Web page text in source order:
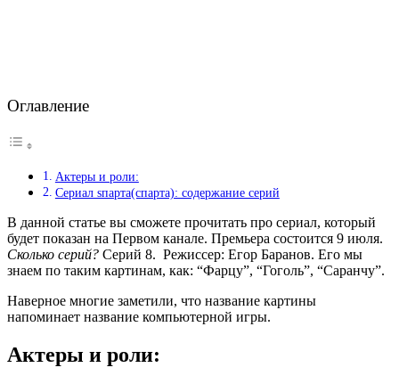
Оглавление
Актеры и роли:
Сериал sпарта(спарта): содержание серий
В данной статье вы сможете прочитать про сериал, который
будет показан на Первом канале. Премьера состоится 9 июля.
Сколько серий? Серий 8. Режиссер: Егор Баранов. Его мы
знаем по таким картинам, как: “Фарцу”, “Гоголь”, “Саранчу”.
Наверное многие заметили, что название картины
напоминает название компьютерной игры.
Актеры и роли: